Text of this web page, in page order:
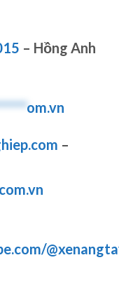
– Hồng Anh
om.vn
–